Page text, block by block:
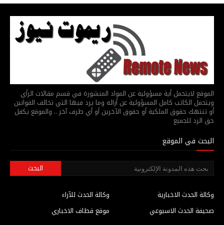
الموقع لايتحمل أية مسؤولية عن المواد المنشورة في قسم مقالات الرأي
ويتحمل الكاتب كامل المسؤولية عن أرائه وما يرد فيها التي تخالف القوانين
أو تنتهك حقوق الملكية أو حقوق الآخرين أو أي طرف آخر .. والموقع يكفل
حق الرد للجميع
البحث في الموقع
وكالة الحدث للآراء
وكالة الحدث الاخبارية
موقع قطاف الاخباري
صحيفة الحدث الاسبوعي